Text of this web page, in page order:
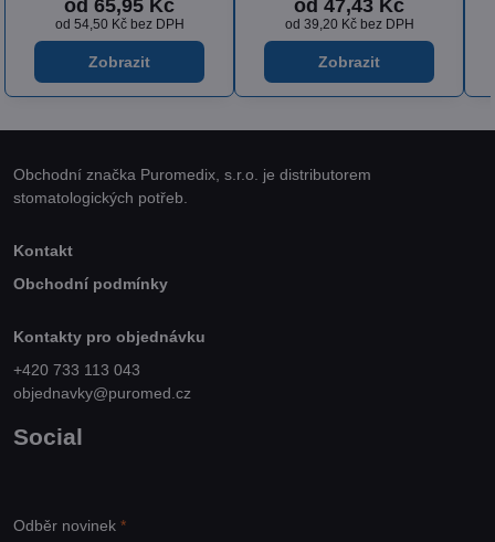
od 53,85 Kč
od 44,50 Kč
od 36,18 Kč
od 29,90 Kč
Obchodní značka Puromedix, s.r.o. je distributorem
stomatologických potřeb.
Kontakt
Obchodní podmínky
Kontakty pro objednávku
+420 733 113 043
objednavky@puromed.cz
Social
Odběr novinek *